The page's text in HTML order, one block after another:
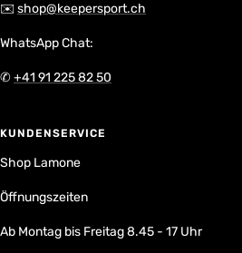
✉️ shop@keepersport.ch
WhatsApp Chat:
✆+41 91 225 82 50
KUNDENSERVICE
Shop Lamone
Öffnungszeiten
Ab Montag bis Freitag 8.45 - 17 Uhr